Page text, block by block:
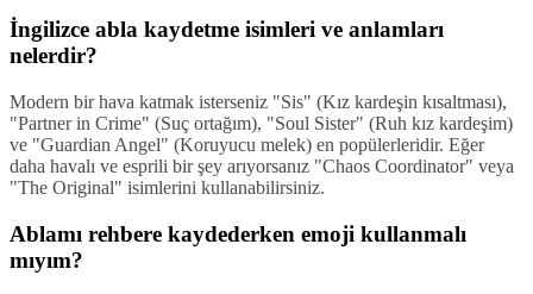
İngilizce abla kaydetme isimleri ve anlamları
nelerdir?
Modern bir hava katmak isterseniz "Sis" (Kız kardeşin kısaltması),
"Partner in Crime" (Suç ortağım), "Soul Sister" (Ruh kız kardeşim)
ve "Guardian Angel" (Koruyucu melek) en popülerleridir. Eğer
daha havalı ve esprili bir şey arıyorsanız "Chaos Coordinator" veya
"The Original" isimlerini kullanabilirsiniz.
Ablamı rehbere kaydederken emoji kullanmalı
mıyım?